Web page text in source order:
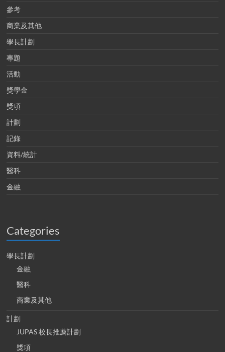
參考
商業及其他
學長計劃
專題
活動
獎學金
獎項
計劃
記錄
資料/統計
醫科
金融
Categories
學長計劃
金融
醫科
商業及其他
計劃
JUPAS 校長推薦計劃
獎項